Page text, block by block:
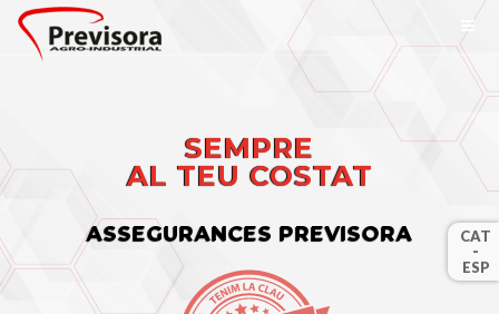
CAT
-
ESP
SEMPRE
AL TEU COSTAT
ASSEGURANCES PREVISORA